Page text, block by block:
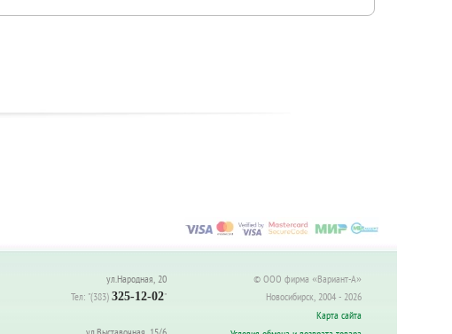
ул.Народная, 20
Тел: "(383) 325-12-02"
© ООО фирма «Вариант-А»
Новосибирск, 2004 - 2026
Карта сайта